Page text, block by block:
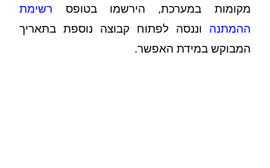
מקומות במערכת, הירשמו בטופס רשימת
ההמתנה וננסה לפתוח קבוצה נוספת בתאריך
המבוקש במידת האפשר.